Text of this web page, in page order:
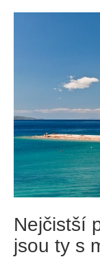
Nejčistší
jsou ty s